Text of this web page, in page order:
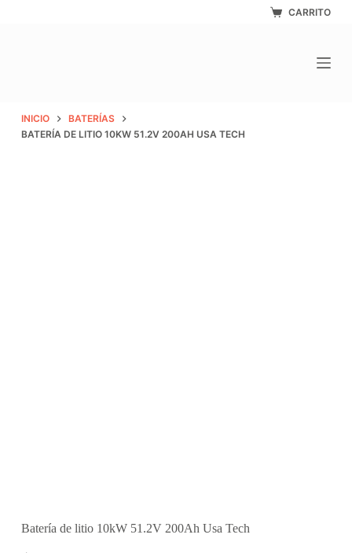
CARRITO
INICIO
BATERÍAS
BATERÍA DE LITIO 10KW 51.2V 200AH USA TECH
Batería de litio 10kW 51.2V 200Ah Usa Tech